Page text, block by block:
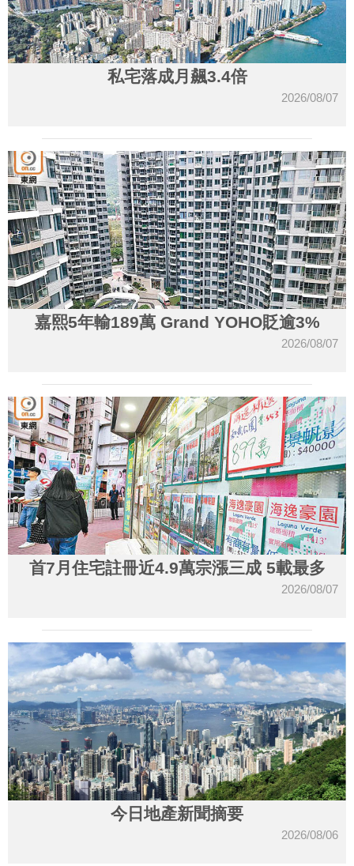
私宅落成月飆3.4倍
2026/08/07
嘉熙5年輸189萬 Grand YOHO貶逾3%
2026/08/07
首7月住宅註冊近4.9萬宗漲三成 5載最多
2026/08/07
今日地產新聞摘要
2026/08/06